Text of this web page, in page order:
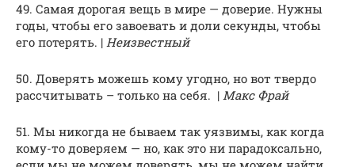
49. Самая дорогая вещь в мире — доверие. Нужны
годы, чтобы его завоевать и доли секунды, чтобы
его потерять. | Неизвестный
50. Доверять можешь кому угодно, но вот твердо
рассчитывать – только на себя. | Макс Фрай
51. Мы никогда не бываем так уязвимы, как когда
кому-то доверяем — но, как это ни парадоксально,